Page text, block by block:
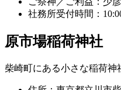
社務所受付時間：
原市場稲荷神社
柴崎町にある小さな稲荷神